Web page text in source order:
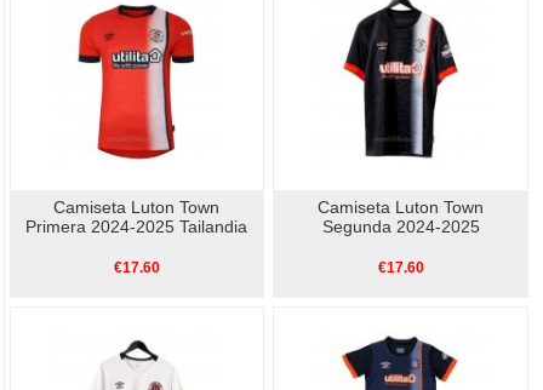
Camiseta Luton Town
Primera 2024-2025 Tailandia
€17.60
Camiseta Luton Town
Segunda 2024-2025
€17.60